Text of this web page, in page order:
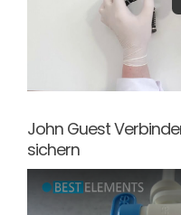
John Guest
sichern